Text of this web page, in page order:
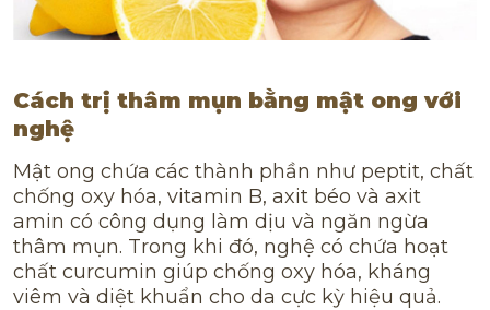
Cách trị thâm mụn bằng mật ong với
nghệ
Mật ong chứa các thành phần như peptit, chất
chống oxy hóa, vitamin B, axit béo và axit
amin có công dụng làm dịu và ngăn ngừa
thâm mụn. Trong khi đó, nghệ có chứa hoạt
chất curcumin giúp chống oxy hóa, kháng
viêm và diệt khuẩn cho da cực kỳ hiệu quả.